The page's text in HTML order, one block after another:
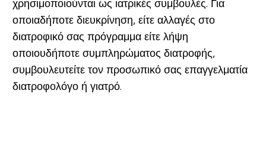
χρησιμοποιούνται ως ιατρικές συμβουλές. Για
οποιαδήποτε διευκρίνηση, είτε αλλαγές στο
διατροφικό σας πρόγραμμα είτε λήψη
οποιουδήποτε συμπληρώματος διατροφής,
συμβουλευτείτε τον προσωπικό σας επαγγελματία
διατροφολόγο ή γιατρό.